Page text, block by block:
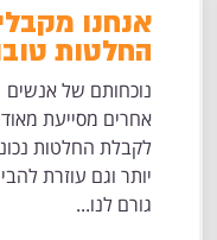
אנחנו
החלטות
יותר כאשר
מישהו נמצא
לידנו.
נוכחותם של אנשים
אחרים מסייעת מאוד
לקבלת החלטות
יותר וגם עוזרת
גורם לנו...